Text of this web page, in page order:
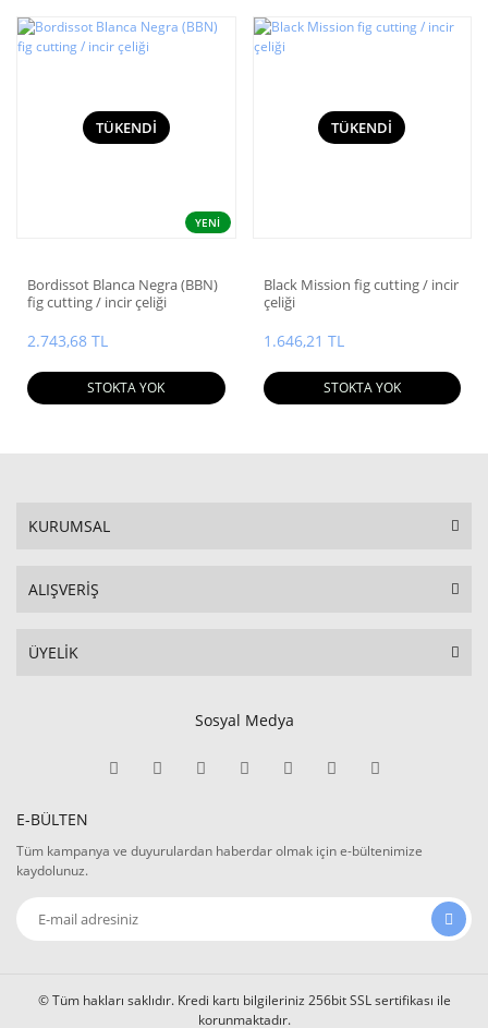
YENİ
TÜKENDİ
Bordissot Blanca Negra (BBN)
fig cutting / incir çeliği
2.743,68 TL
STOKTA YOK
TÜKENDİ
Black Mission fig cutting / incir
çeliği
1.646,21 TL
STOKTA YOK
KURUMSAL
ALIŞVERİŞ
ÜYELİK
Sosyal Medya
E-BÜLTEN
Tüm kampanya ve duyurulardan haberdar olmak için e-bültenimize
kaydolunuz.
© Tüm hakları saklıdır. Kredi kartı bilgileriniz 256bit SSL sertifikası ile
korunmaktadır.